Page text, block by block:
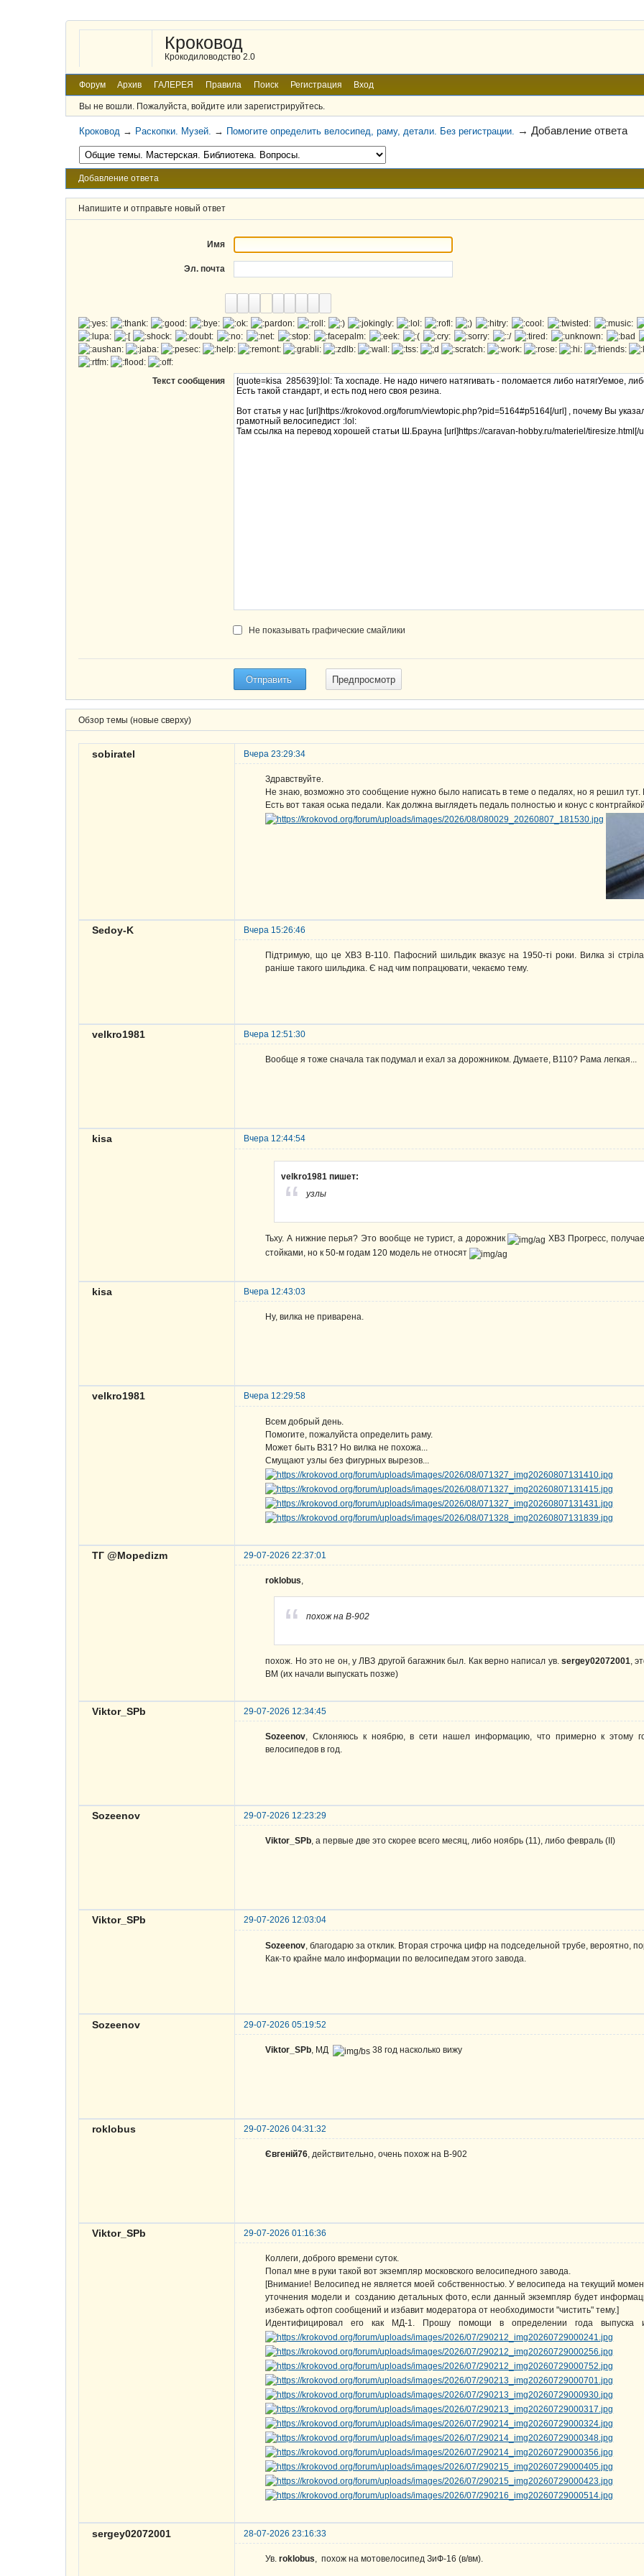
Кроковод
Крокодиловодство 2.0
Форум Архив ГАЛЕРЕЯ Правила Поиск Регистрация Вход
Вы не вошли. Пожалуйста, войдите или зарегистрируйтесь.
Кроковод → Раскопки. Музей. → Помогите определить велосипед, раму, детали. Без регистрации. → Добавление ответа
Добавление ответа
Напишите и отправьте новый ответ
Имя
Эл. почта
Текст сообщения
Не показывать графические смайлики
Обзор темы (новые сверху)
sobiratel Вчера 23:29:34
Здравствуйте.
Не знаю, возможно это сообщение нужно было написать в теме о педалях, но я решил тут.
Есть вот такая оська педали. Как должна выглядеть педаль полностью и конус с
Sedoy-K Вчера 15:26:46
Підтримую, що це ХВЗ В-110. Пафосний шильдик вказує на 1950-ті роки. Вилка зі
раніше такого шильдика. Є над чим попрацювати, чекаємо тему.
velkro1981 Вчера 12:51:30
Вообще я тоже сначала так подумал и ехал за дорожником. Думаете, В110? Рама легкая...
kisa Вчера 12:44:54
velkro1981 пишет:
узлы
Тьху. А нижние перья? Это вообще не турист, а дорожник
ХВЗ Прогресс,
стойками, но к 50-м годам 120 модель не относят
kisa Вчера 12:43:03
Ну, вилка не приварена.
velkro1981 Вчера 12:29:58
Всем добрый день.
Помогите, пожалуйста определить раму.
Может быть В31? Но вилка не похожа...
Смущают узлы без фигурных вырезов...
ТГ @Mopedizm 29-07-2026 22:37:01
roklobus,
похож на В-902
похож. Но это не он, у ЛВЗ другой багажник был. Как верно написал ув. sergey02072001 ,
ВМ (их начали выпускать позже)
Viktor_SPb 29-07-2026 12:34:45
Sozeenov, Склоняюсь к ноябрю, в сети нашел информацию, что примерно к этому
велосипедов в год.
Sozeenov 29-07-2026 12:23:29
Viktor_SPb, а первые две это скорее всего месяц, либо ноябрь (11), либо февраль (II)
Viktor_SPb 29-07-2026 12:03:04
Sozeenov , благодарю за отклик. Вторая строчка цифр на подседельной трубе, вероятно,
Как-то крайне мало информации по велосипедам этого завода.
Sozeenov 29-07-2026 05:19:52
Viktor_SPb, МД 38 год насколько вижу
roklobus 29-07-2026 04:31:32
Євгеній76, действительно, очень похож на В-902
Viktor_SPb 29-07-2026 01:16:36
Коллеги, доброго времени суток.
Попал мне в руки такой вот экземпляр московского велосипедного завода.
[Внимание! Велосипед не является моей собственностью. У велосипеда на текущий
уточнения модели и созданию детальных фото, если данный экземпляр будет
избежать офтоп сообщений и избавит модератора от необходимости "чистить" тему.]
Идентифицировал его как МД-1. Прошу помощи в определении года выпуска
sergey02072001 28-07-2026 23:16:33
Ув.roklobus , похож на мотовелосипед ЗиФ-16 (в/вм).